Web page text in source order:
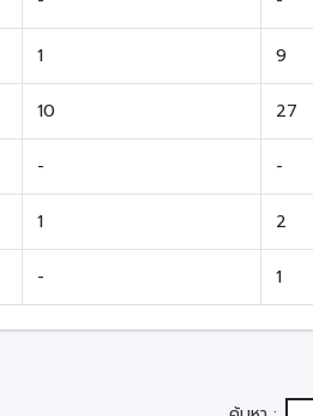
1 9
10 27
- -
1 2
- 1